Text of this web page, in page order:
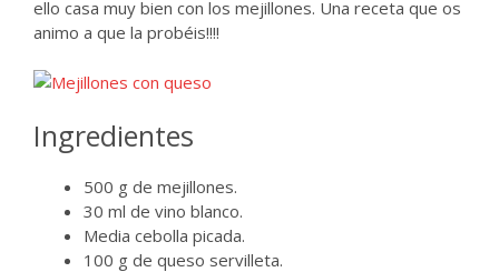
ello casa muy bien con los mejillones. Una receta que os
animo a que la probéis!!!!
Ingredientes
500 g de mejillones.
30 ml de vino blanco.
Media cebolla picada.
100 g de queso servilleta.